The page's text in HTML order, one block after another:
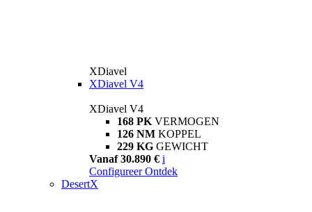
XDiavel
XDiavel V4
XDiavel V4
168 PK VERMOGEN
126 NM KOPPEL
229 KG GEWICHT
Vanaf 30.890 € i
Configureer Ontdek
DesertX